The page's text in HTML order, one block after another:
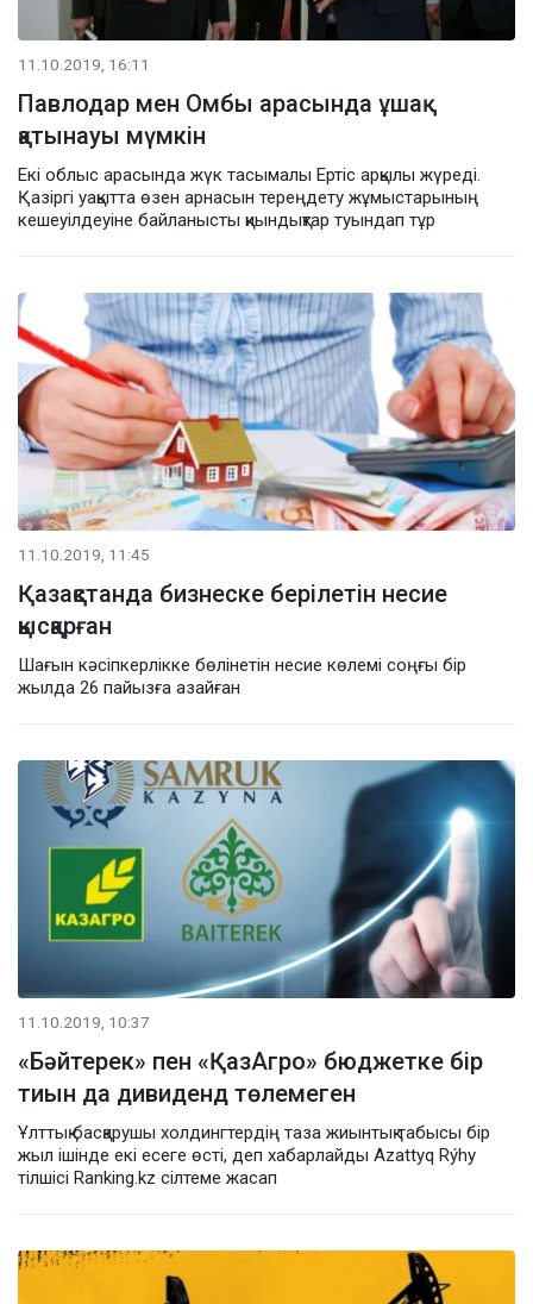
11.10.2019, 16:11
Павлодар мен Омбы арасында ұшақ
қатынауы мүмкін
Екі облыс арасында жүк тасымалы Ертіс арқылы жүреді.
Қазіргі уақытта өзен арнасын тереңдету жұмыстарының
кешеуілдеуіне байланысты қиындықтар туындап тұр
11.10.2019, 11:45
Қазақстанда бизнеске берілетін несие
қысқарған
Шағын кәсіпкерлікке бөлінетін несие көлемі соңғы бір
жылда 26 пайызға азайған
11.10.2019, 10:37
«Бәйтерек» пен «ҚазАгро» бюджетке бір
тиын да дивиденд төлемеген
Ұлттық басқарушы холдингтердің таза жиынтық табысы бір
жыл ішінде екі есеге өсті, деп хабарлайды Azattyq Rýhy
тілшісі Ranking.kz сілтеме жасап